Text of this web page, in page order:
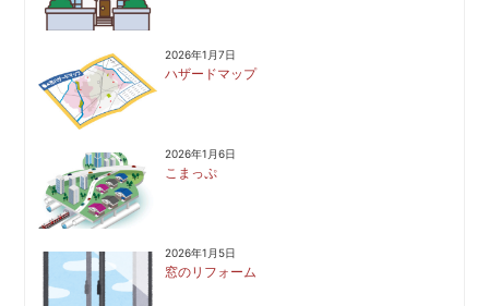
2026年1月7日
ハザードマップ
2026年1月6日
こまっぷ
2026年1月5日
窓のリフォーム